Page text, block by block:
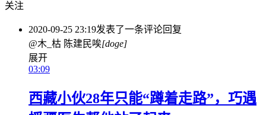
关注
2020-09-25 23:19发表了一条评论回复
@木_枯 陈建民唉[doge]
展开
03:09
西藏小伙28年只能“蹲着走路”，巧遇